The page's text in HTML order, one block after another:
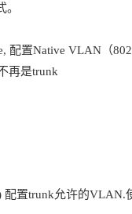
配置Native VLAN（
再是trunk
置trunk允许的VLAN.